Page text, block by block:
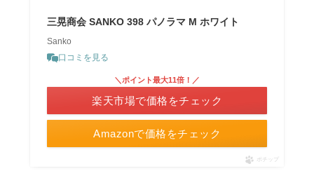
三晃商会 SANKO 398 パノラマ M ホワイト
Sanko
口コミを見る
Amazonで価格をチェック
＼ポイント最大11倍！／
楽天市場で価格をチェック
ポチップ